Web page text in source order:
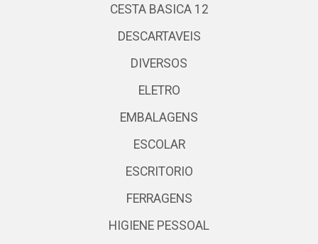
CESTA BASICA 12
DESCARTAVEIS
DIVERSOS
ELETRO
EMBALAGENS
ESCOLAR
ESCRITORIO
FERRAGENS
HIGIENE PESSOAL